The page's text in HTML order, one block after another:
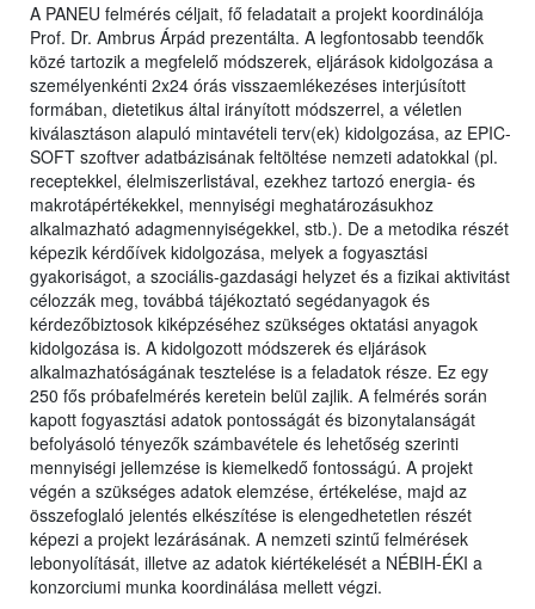
A PANEU felmérés céljait, fő feladatait a projekt koordinálója
Prof. Dr. Ambrus Árpád prezentálta. A legfontosabb teendők
közé tartozik a megfelelő módszerek, eljárások kidolgozása a
személyenkénti 2x24 órás visszaemlékezéses interjúsított
formában, dietetikus által irányított módszerrel, a véletlen
kiválasztáson alapuló mintavételi terv(ek) kidolgozása, az EPIC-
SOFT szoftver adatbázisának feltöltése nemzeti adatokkal (pl.
receptekkel, élelmiszerlistával, ezekhez tartozó energia- és
makrotápértékekkel, mennyiségi meghatározásukhoz
alkalmazható adagmennyiségekkel, stb.). De a metodika részét
képezik kérdőívek kidolgozása, melyek a fogyasztási
gyakoriságot, a szociális-gazdasági helyzet és a fizikai aktivitást
célozzák meg, továbbá tájékoztató segédanyagok és
kérdezőbiztosok kiképzéséhez szükséges oktatási anyagok
kidolgozása is. A kidolgozott módszerek és eljárások
alkalmazhatóságának tesztelése is a feladatok része. Ez egy
250 fős próbafelmérés keretein belül zajlik. A felmérés során
kapott fogyasztási adatok pontosságát és bizonytalanságát
befolyásoló tényezők számbavétele és lehetőség szerinti
mennyiségi jellemzése is kiemelkedő fontosságú. A projekt
végén a szükséges adatok elemzése, értékelése, majd az
összefoglaló jelentés elkészítése is elengedhetetlen részét
képezi a projekt lezárásának. A nemzeti szintű felmérések
lebonyolítását, illetve az adatok kiértékelését a NÉBIH-ÉKI a
konzorciumi munka koordinálása mellett végzi.